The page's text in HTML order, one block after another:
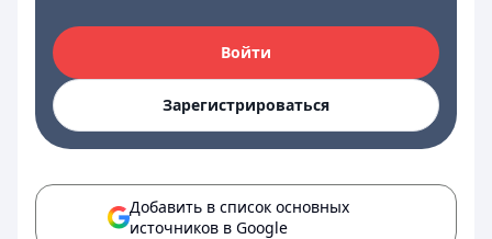
Войти
Зарегистрироваться
Добавить в список основных
источников в Google